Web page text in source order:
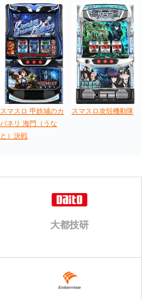
スマスロ 甲鉄城のカ
バネリ 海門（うな
と）決戦
スマスロ攻殻機動隊
大都技研